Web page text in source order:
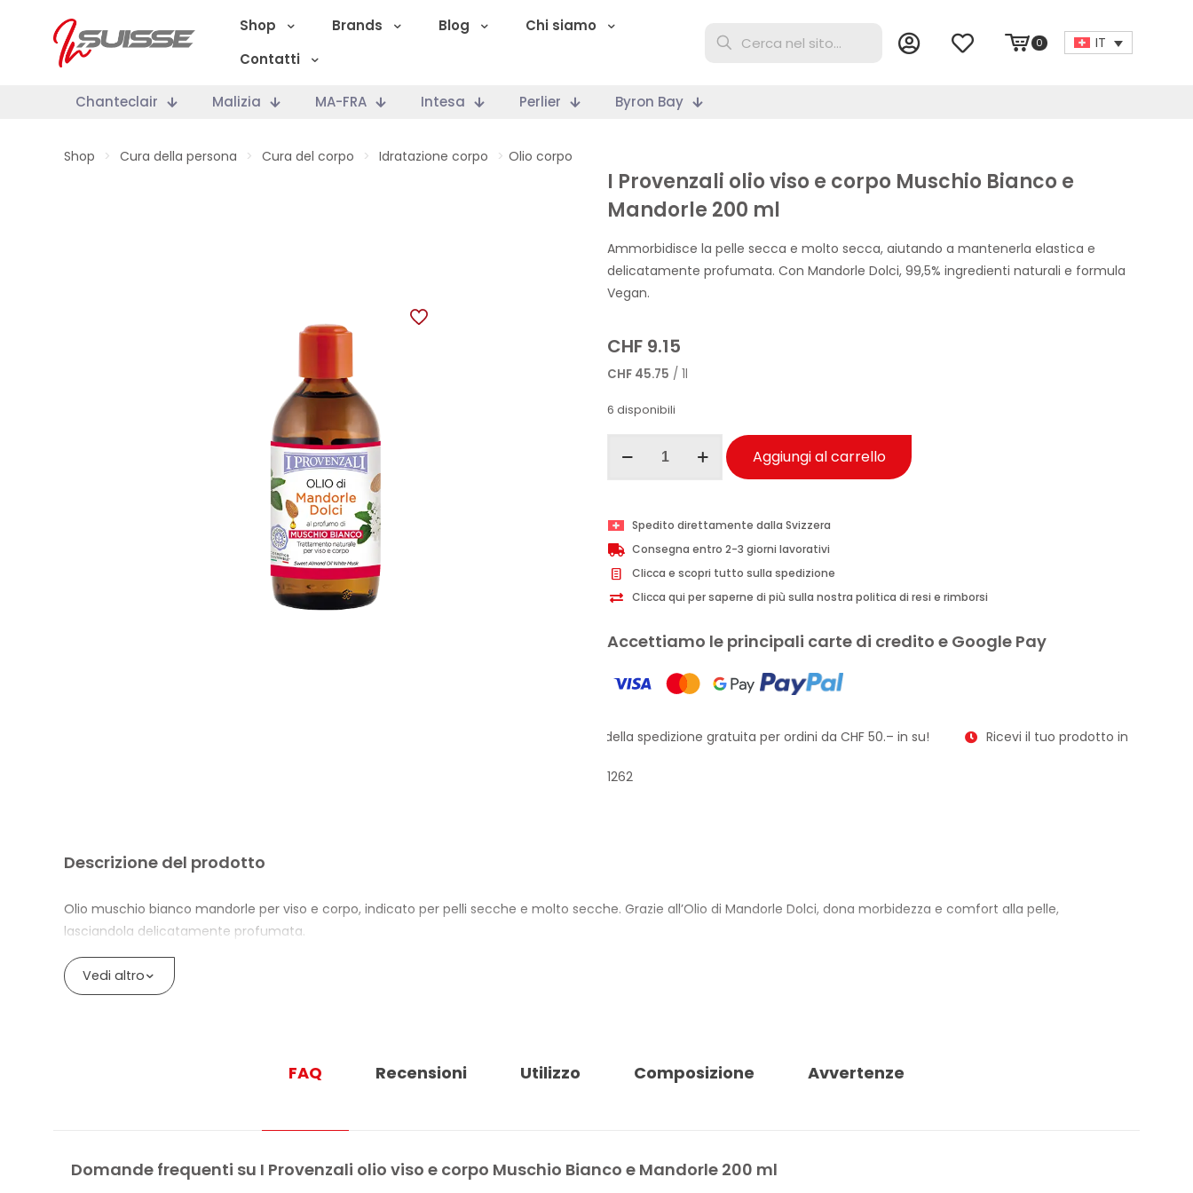
Shop Brands Blog
Chi siamo
Contatti
0 IT
Chanteclair Malizia MA-FRA Intesa Perlier Byron Bay
Shop > Cura della persona > Cura del corpo > Idratazione corpo > Olio corpo
I Provenzali olio viso e corpo Muschio Bianco e
Mandorle 200 ml
Ammorbidisce la pelle secca e molto secca, aiutando a mantenerla elastica e
delicatamente profumata. Con Mandorle Dolci, 99,5% ingredienti naturali e formula
Vegan.
CHF 9.15
CHF 45.75 / 1l
6 disponibili
Provenzali
e
corpo
Muschio
Bianco
Mandorle
ml
Aggiungi al carrello
Spedito direttamente dalla Svizzera
Consegna entro 2-3 giorni lavorativi
Clicca e scopri tutto sulla spedizione
Clicca qui per saperne di più sulla nostra politica di resi e rimborsi
Accettiamo le principali carte di credito e Google Pay
Approfitta della spedizione gratuita per ordini da CHF 50.– in su! Ricevi il tuo prodotto in soli 2–3
1262
Descrizione del prodotto
Olio muschio bianco mandorle per viso e corpo, indicato per pelli secche e molto secche. Grazie all’Olio di Mandorle Dolci, dona morbidezza e comfort alla pelle,
lasciandola delicatamente profumata.
La formula al profumo di Muschio Bianco ha proprietà idratanti ed emollienti e aiuta a mantenere l’elasticità cutanea. È ideale anche per massaggi rilassanti e per l’uso
quotidiano sulle zone del corpo che richiedono maggiore morbidezza.
La confezione è composta da bottiglia in vetro GL72 e tappo in plastica PP5.
Vedi altro
FAQ Recensioni Utilizzo Composizione Avvertenze
Domande frequenti su I Provenzali olio viso e corpo Muschio Bianco e Mandorle 200 ml